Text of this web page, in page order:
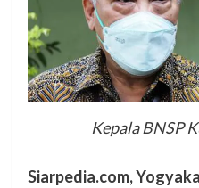
Kepala BNSP
Siarpedia.com,